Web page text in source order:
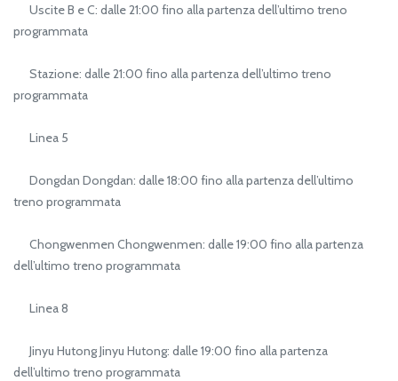
Uscite B e C: dalle 21:00 fino alla partenza dell’ultimo treno
programmata
Stazione: dalle 21:00 fino alla partenza dell’ultimo treno
programmata
Linea 5
Dongdan Dongdan: dalle 18:00 fino alla partenza dell’ultimo
treno programmata
Chongwenmen Chongwenmen: dalle 19:00 fino alla partenza
dell’ultimo treno programmata
Linea 8
Jinyu Hutong Jinyu Hutong: dalle 19:00 fino alla partenza
dell’ultimo treno programmata